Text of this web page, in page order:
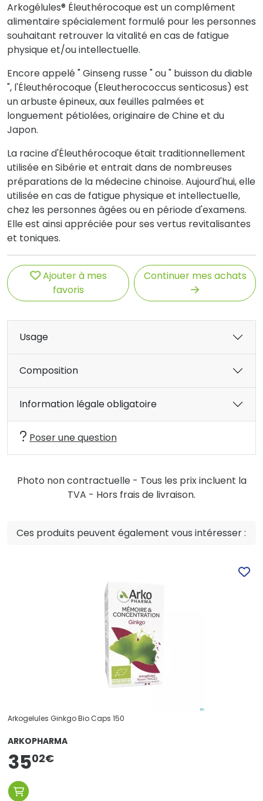
Arkogélules® Éleuthérocoque est un complément
alimentaire spécialement formulé pour les personnes
souhaitant retrouver la vitalité en cas de fatigue
physique et/ou intellectuelle.
Encore appelé " Ginseng russe " ou " buisson du diable
", l'Éleuthérocoque (Eleutherococcus senticosus) est
un arbuste épineux, aux feuilles palmées et
longuement pétiolées, originaire de Chine et du
Japon.
La racine d'Éleuthérocoque était traditionnellement
utilisée en Sibérie et entrait dans de nombreuses
préparations de la médecine chinoise. Aujourd'hui, elle
utilisée en cas de fatigue physique et intellectuelle,
chez les personnes âgées ou en période d'examens.
Elle est ainsi appréciée pour ses vertus revitalisantes
et toniques.
Ajouter à mes
favoris
Continuer mes achats
Usage
Composition
Information légale obligatoire
Poser une question
Photo non contractuelle - Tous les prix incluent la
TVA - Hors frais de livraison.
Ces produits peuvent également vous intéresser :
Arkogelules Ginkgo Bio Caps 150
ARKOPHARMA
3502€